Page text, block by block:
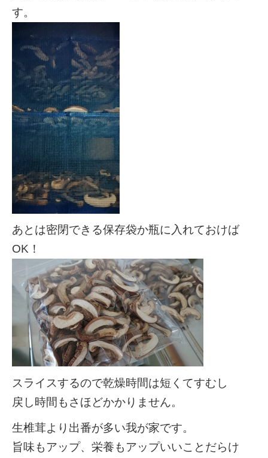
す。
あとは密閉できる保存袋か瓶に入れておけば
OK！
スライスするので乾燥時間は短くてすむし
戻し時間もさほどかかりません。
生椎茸より出番が多い我が家です。
旨味もアップ、栄養もアップいいことだらけ